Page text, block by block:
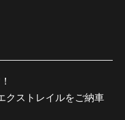
ストレイルをご納車